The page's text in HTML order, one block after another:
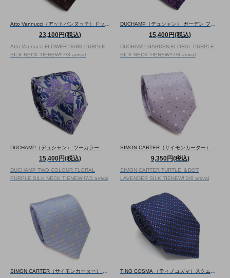
Atto Vannucci（アットバンヌッチ）ドット フラワー シルク ネクタイ（ダークパープル）（ネクタイ/タイ） - ブランド
23,100円(税込)
Atto Vannucci FLOWER DARK PURPLE
SILK NECK TIENEW!!7/3 arrival
DUCHAMP（デュシャン） ガーデン フローラル シルク ネクタイ（パープル）（ネクタイ/タイ） - ブランド ドゥシャン
15,400円(税込)
DUCHAMP GARDEN FLORAL PURPLE
SILK NECK TIENEW!!7/3 arrival
DUCHAMP（デュシャン） ツーカラー フローラル シルク ネクタイ（パープル）（ネクタイ/タイ） - ブランド ドゥシャン
15,400円(税込)
DUCHAMP TWO COLOUR FLORAL
PURPLE SILK NECK TIENEW!!7/3 arrival
SIMON CARTER（サイモンカーター） ウミガメ ドット シルク ネクタイ（ラベンダー）（ネクタイ/タイ） - ブランド
9,350円(税込)
SIMON CARTER TURTLE ＆DOT
LAVENDER SILK TIENEW!!3/6 arrival
SIMON CARTER（サイモンカーター） ウサギ＆ラディッシュ シルク ネクタイ（サックス）（ネクタイ/タイ） - ブランド TINO COSMA （ティノコズマ）スクエア＆ロンバス ジオメトリックパターンシルクタイ（パープル）（ネクタイ/タイ） - ブランド